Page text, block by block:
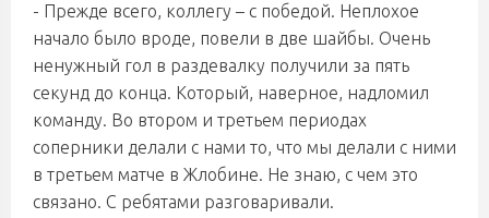
- Прежде всего, коллегу – с победой. Неплохое
начало было вроде, повели в две шайбы. Очень
ненужный гол в раздевалку получили за пять
секунд до конца. Который, наверное, надломил
команду. Во втором и третьем периодах
соперники делали с нами то, что мы делали с ними
в третьем матче в Жлобине. Не знаю, с чем это
связано. С ребятами разговаривали.